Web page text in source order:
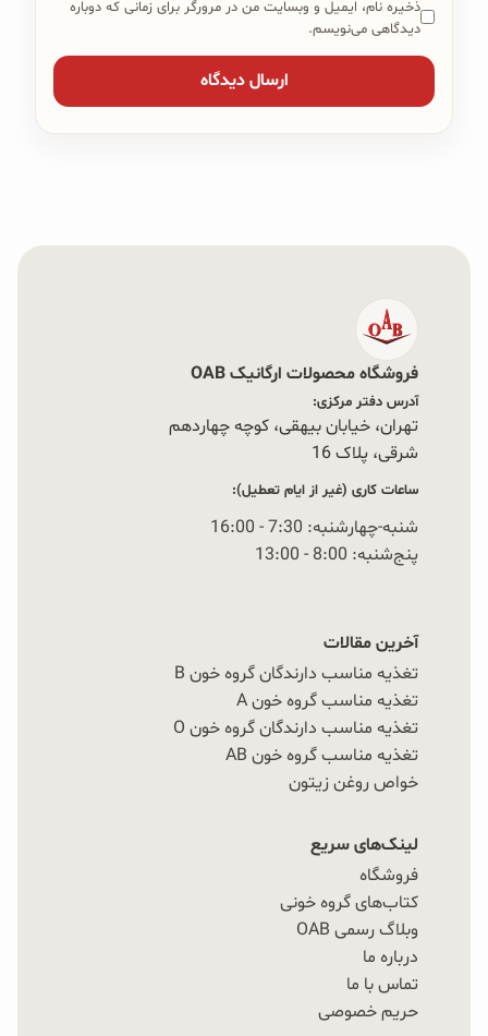
ذخیره نام، ایمیل و وبسایت من در مرورگر برای زمانی که دوباره
دیدگاهی می‌نویسم.
فروشگاه محصولات ارگانیک OAB
آدرس دفتر مرکزی:
تهران، خیابان بیهقی، کوچه چهاردهم
شرقی، پلاک 16‭
ساعات کاری (غیر از ایام تعطیل):
شنبه-چهارشنبه: 7:30 - 16:00
پنج‌شنبه: 8:00 - 13:00
آخرین مقالات
تغذیه مناسب دارندگان گروه خون B
تغذیه مناسب گروه خون A
تغذیه مناسب دارندگان گروه خون O
تغذیه مناسب گروه خون AB
خواص روغن زیتون
لینک‌های سریع
فروشگاه
کتاب‌های گروه خونی
وبلاگ رسمی OAB
درباره ما
تماس با ما
حریم خصوصی